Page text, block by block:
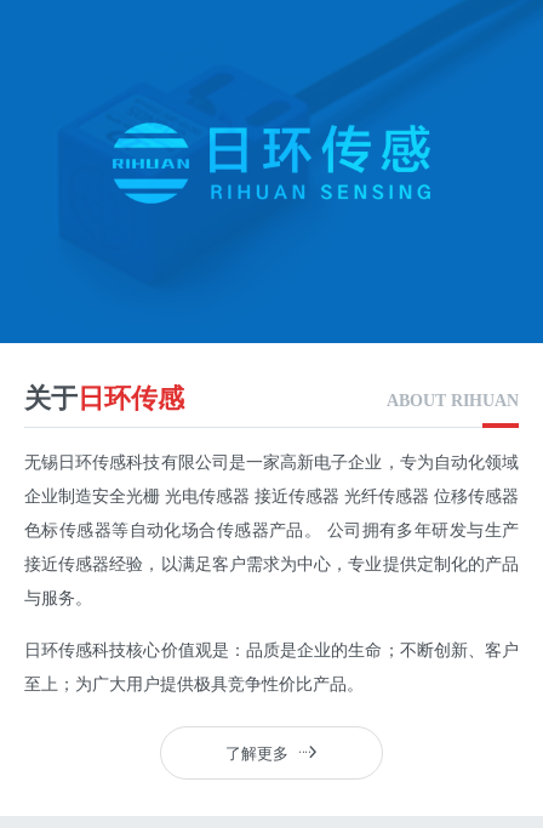
关于 日环传感 ABOUT RIHUAN
无锡日环传感科技有限公司是一家高新电子企业，专为自动化领域
企业制造安全光栅 光电传感器 接近传感器 光纤传感器 位移传感器
色标传感器等自动化场合传感器产品。 公司拥有多年研发与生产
接近传感器经验，以满足客户需求为中心，专业提供定制化的产品
与服务。
日环传感科技核心价值观是：品质是企业的生命；不断创新、客户
至上；为广大用户提供极具竞争性价比产品。
了解更多